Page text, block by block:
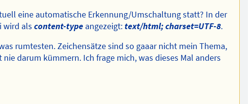
eine automatische Erkennung/Umschaltung statt? In der
wird als content-typeangezeigt: text/html; charset=UTF-8.
rumtesten. Zeichensätze sind so gaaar nicht mein Thema,
darum kümmern. Ich frage mich, was dieses Mal anders